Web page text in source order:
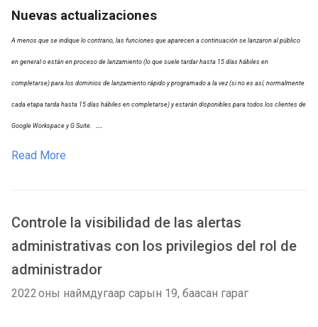
Nuevas actualizaciones
A menos que se indique lo contrario, las funciones que aparecen a continuación se lanzaron al público
en general o están en proceso de lanzamiento (lo que suele tardar hasta 15 días hábiles en
completarse) para los dominios de lanzamiento rápido y programado a la vez (si no es así, normalmente
cada etapa tarda hasta 15 días hábiles en completarse) y estarán disponibles para todos los clientes de
Google Workspace y G Suite. ...
Read More
Controle la visibilidad de las alertas
administrativas con los privilegios del rol de
administrador
2022 оны наймдугаар сарын 19, баасан гараг